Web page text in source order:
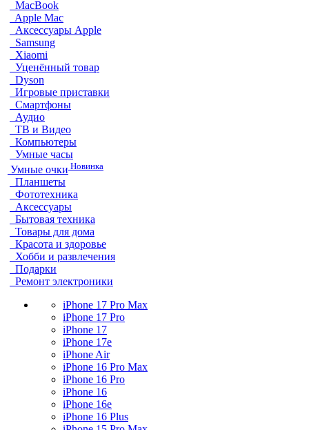
MacBook
Apple Mac
Аксессуары Apple
Samsung
Xiaomi
Уценённый товар
Dyson
Игровые приставки
Смартфоны
Аудио
ТВ и Видео
Компьютеры
Умные часы
Умные очки Новинка
Планшеты
Фототехника
Аксессуары
Бытовая техника
Товары для дома
Красота и здоровье
Хобби и развлечения
Подарки
Ремонт электроники
iPhone 17 Pro Max
iPhone 17 Pro
iPhone 17
iPhone 17e
iPhone Air
iPhone 16 Pro Max
iPhone 16 Pro
iPhone 16
iPhone 16e
iPhone 16 Plus